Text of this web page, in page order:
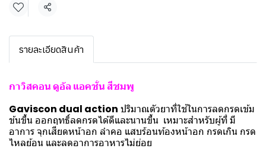
แชร์
รายละเอียดสินค้า
กาวิสคอน ดูอัล แอคชั่น สีชมพู
Gaviscon dual action ปริมาณตัวยาที่ใช้ในการลดกรดเข้ม
ข้นขึ้น ออกฤทธิ์ลดกรดได้ดีและนานขึ้น เหมาะสำหรับผู้ที่ มี
อาการ จุกเสียดหน้าอก ลำคอ แสบร้อนท้องหน้าอก กรดเกิน กรด
ไหลย้อน และลดอาการอาหารไม่ย่อย